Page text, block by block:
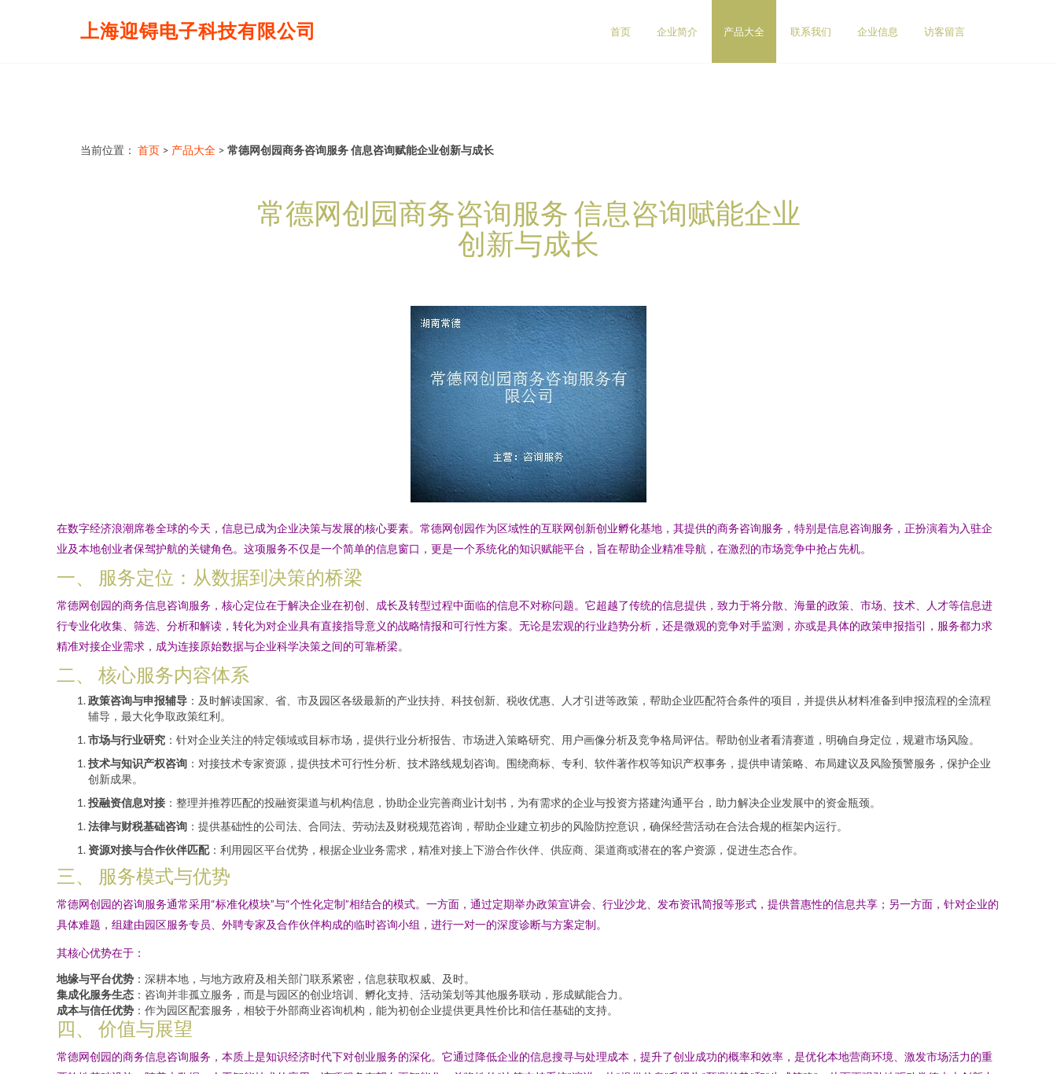
上海迎锝电子科技有限公司 首页 企业简介 产品大全 联系我们 企业信息 访客留言
当前位置： 首页 > 产品大全 > 常德网创园商务咨询服务 信息咨询赋能企业创新与成长
常德网创园商务咨询服务 信息咨询赋能企业
创新与成长
在数字经济浪潮席卷全球的今天，信息已成为企业决策与发展的核心要素。常德网创园作为区域性的互联网创新创业孵化基地，其提供的商务咨询服务，特别是信息咨询服务，正扮演着为入驻企
业及本地创业者保驾护航的关键角色。这项服务不仅是一个简单的信息窗口，更是一个系统化的知识赋能平台，旨在帮助企业精准导航，在激烈的市场竞争中抢占先机。
一、 服务定位：从数据到决策的桥梁
常德网创园的商务信息咨询服务，核心定位在于解决企业在初创、成长及转型过程中面临的信息不对称问题。它超越了传统的信息提供，致力于将分散、海量的政策、市场、技术、人才等信息进
行专业化收集、筛选、分析和解读，转化为对企业具有直接指导意义的战略情报和可行性方案。无论是宏观的行业趋势分析，还是微观的竞争对手监测，亦或是具体的政策申报指引，服务都力求
精准对接企业需求，成为连接原始数据与企业科学决策之间的可靠桥梁。
二、 核心服务内容体系
政策咨询与申报辅导 ：及时解读国家、省、市及园区各级最新的产业扶持、科技创新、税收优惠、人才引进等政策，帮助企业匹配符合条件的项目，并提供从材料准备到申报流程的全流程
辅导，最大化争取政策红利。
市场与行业研究 ：针对企业关注的特定领域或目标市场，提供行业分析报告、市场进入策略研究、用户画像分析及竞争格局评估。帮助创业者看清赛道，明确自身定位，规避市场风险。
技术与知识产权咨询 ：对接技术专家资源，提供技术可行性分析、技术路线规划咨询。围绕商标、专利、软件著作权等知识产权事务，提供申请策略、布局建议及风险预警服务，保护企业
创新成果。
投融资信息对接 ：整理并推荐匹配的投融资渠道与机构信息，协助企业完善商业计划书，为有需求的企业与投资方搭建沟通平台，助力解决企业发展中的资金瓶颈。
法律与财税基础咨询 ：提供基础性的公司法、合同法、劳动法及财税规范咨询，帮助企业建立初步的风险防控意识，确保经营活动在合法合规的框架内运行。
资源对接与合作伙伴匹配：利用园区平台优势，根据企业业务需求，精准对接上下游合作伙伴、供应商、渠道商或潜在的客户资源，促进生态合作。
三、 服务模式与优势
常德网创园的咨询服务通常采用“标准化模块”与“个性化定制”相结合的模式。一方面，通过定期举办政策宣讲会、行业沙龙、发布资讯简报等形式，提供普惠性的信息共享；另一方面，针对企业的
具体难题，组建由园区服务专员、外聘专家及合作伙伴构成的临时咨询小组，进行一对一的深度诊断与方案定制。
其核心优势在于：
地缘与平台优势 ：深耕本地，与地方政府及相关部门联系紧密，信息获取权威、及时。
集成化服务生态 ：咨询并非孤立服务，而是与园区的创业培训、孵化支持、活动策划等其他服务联动，形成赋能合力。
成本与信任优势 ：作为园区配套服务，相较于外部商业咨询机构，能为初创企业提供更具性价比和信任基础的支持。
四、 价值与展望
常德网创园的商务信息咨询服务，本质上是知识经济时代下对创业服务的深化。它通过降低企业的信息搜寻与处理成本，提升了创业成功的概率和效率，是优化本地营商环境、激发市场活力的重